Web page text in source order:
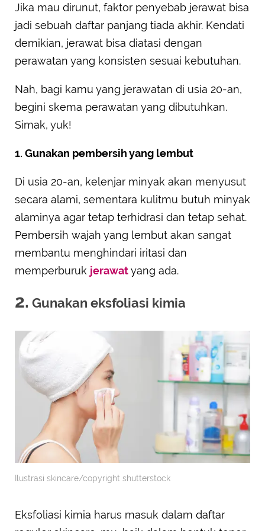
Jika mau dirunut, faktor penyebab jerawat bisa
jadi sebuah daftar panjang tiada akhir. Kendati
demikian, jerawat bisa diatasi dengan
perawatan yang konsisten sesuai kebutuhan.
Nah, bagi kamu yang jerawatan di usia 20-an,
begini skema perawatan yang dibutuhkan.
Simak, yuk!
1. Gunakan pembersih yang lembut
Di usia 20-an, kelenjar minyak akan menyusut
secara alami, sementara kulitmu butuh minyak
alaminya agar tetap terhidrasi dan tetap sehat.
Pembersih wajah yang lembut akan sangat
membantu menghindari iritasi dan
memperburuk jerawatyang ada.
2. Gunakan eksfoliasi kimia
Ilustrasi skincare/copyright shutterstock
Eksfoliasi kimia harus masuk dalam daftar